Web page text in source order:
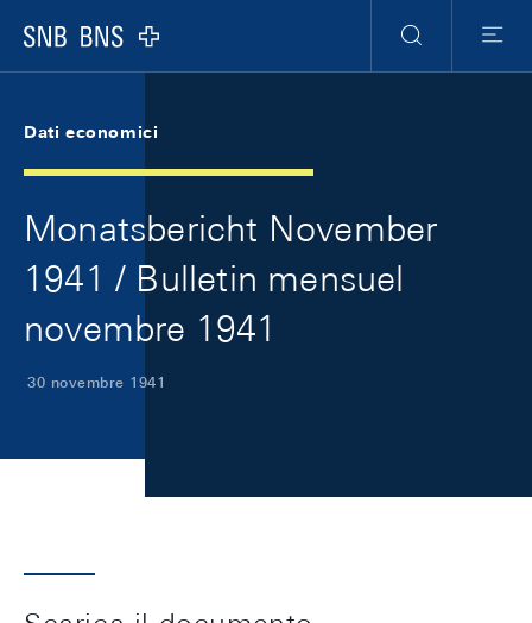
Logo
Ricerca
Menu
Dati economici
Monatsbericht November
1941 / Bulletin mensuel
novembre 1941
30 novembre 1941